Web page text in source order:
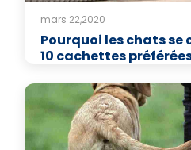
mars 22,2020
Pourquoi les chats se
10 cachettes